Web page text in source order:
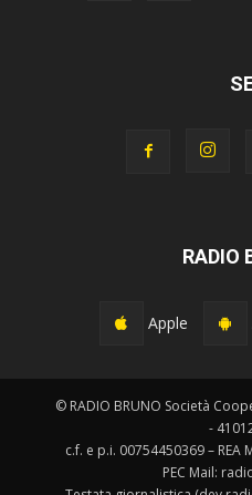
RADIO
Apple
© RADIO BRUNO Società
-
c.f. e p.i. 00754450369 – REA
PEC Mail: